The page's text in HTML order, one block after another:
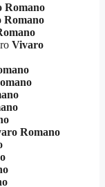
Romano
Romano
Vivaro
Romano